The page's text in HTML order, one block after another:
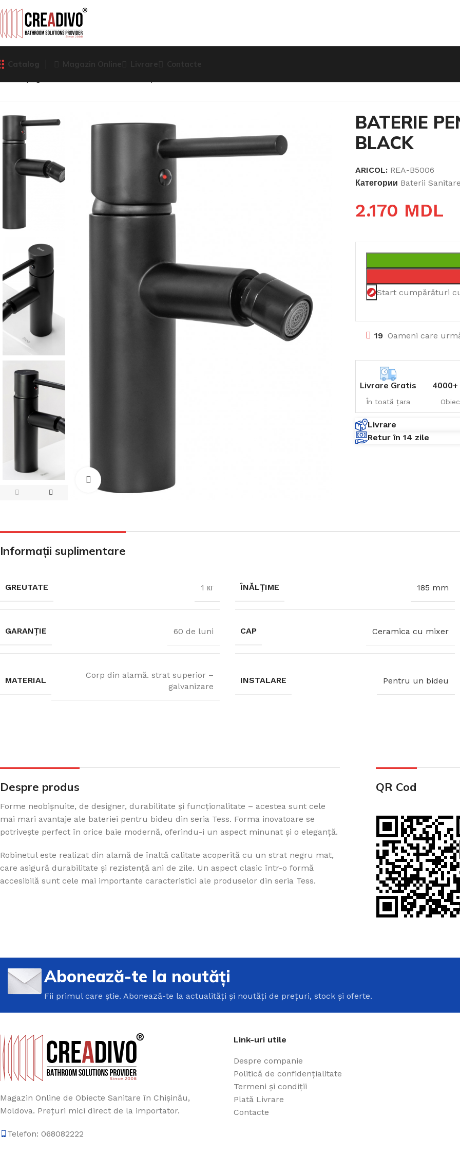
CADA FREESTANDING
Cazi din acril
ușurință pe Creadivo.
Vezi produsele
BATERIE
BLACK
ARICOL: REA-B5006
Категории Baterii Sanitare
2.170 MDL
Start cumpărături
19 Oameni care
Livrare Gratis
În toată țara
Livrare
Retur în 14 zile
Informații suplimentare
GREUTATE 1 кг ÎNĂLȚIME 185 mm
GARANȚIE 60 de luni CAP Ceramica cu mixer
MATERIAL
Corp din alamă. strat superior –
galvanizare
INSTALARE Pentru un bideu
Despre produs
Forme neobișnuite, de designer, durabilitate și funcționalitate – acestea sunt cele
mai mari avantaje ale bateriei pentru bideu din seria Tess. Forma inovatoare se
potrivește perfect în orice baie modernă, oferindu-i un aspect minunat și o eleganță.
Robinetul este realizat din alamă de înaltă calitate acoperită cu un strat negru mat,
care asigură durabilitate și rezistență ani de zile. Un aspect clasic într-o formă
accesibilă sunt cele mai importante caracteristici ale produselor din seria Tess.
QR Cod
Abonează-te la noutăți
Fii primul care știe. Abonează-te la actualități și noutăți de prețuri, stock și oferte.
Magazin Online de Obiecte Sanitare în Chișinău,
Moldova. Prețuri mici direct de la importator.
Telefon: 068082222
Link-uri utile
Despre companie
Politică de confidențialitate
Termeni și condiții
Plată Livrare
Contacte